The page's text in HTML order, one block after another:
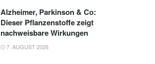
Alzheimer, Parkinson & Co:
Dieser Pflanzenstoffe zeigt
nachweisbare Wirkungen
7. AUGUST 2026